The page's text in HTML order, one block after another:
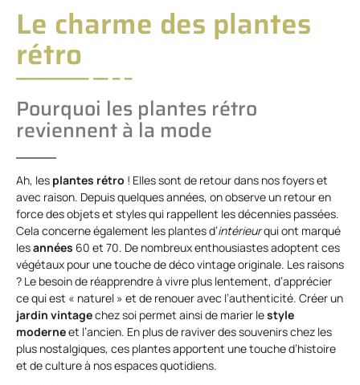
Le charme des plantes
rétro
Pourquoi les plantes rétro
reviennent à la mode
Ah, les plantes rétro ! Elles sont de retour dans nos foyers et
avec raison. Depuis quelques années, on observe un retour en
force des objets et styles qui rappellent les décennies passées.
Cela concerne également les plantes d’intérieurqui ont marqué
lesannées 60 et 70. De nombreux enthousiastes adoptent ces
végétaux pour une touche de déco vintage originale. Les raisons
? Le besoin de réapprendre à vivre plus lentement, d’apprécier
ce qui est « naturel » et de renouer avec l’authenticité. Créer un
jardin vintagechez soi permet ainsi de marier lestyle
moderneet l’ancien. En plus de raviver des souvenirs chez les
plus nostalgiques, ces plantes apportent une touche d’histoire
et de culture à nos espaces quotidiens.